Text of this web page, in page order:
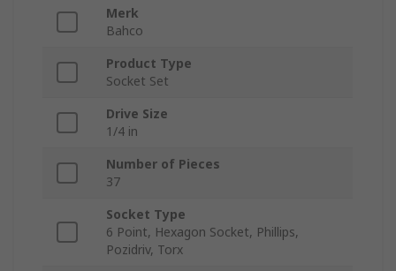
Merk
Bahco
Product Type
Socket Set
Drive Size
1/4 in
Number of Pieces
37
Socket Type
6 Point, Hexagon Socket, Phillips,
Pozidriv, Torx